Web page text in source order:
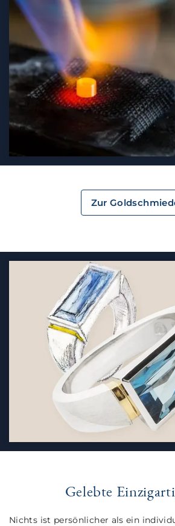
Zur
Gelebte
Nichts ist persönlicher als ein